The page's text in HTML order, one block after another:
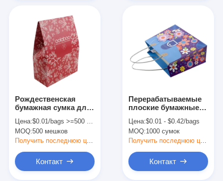
Рождественская
бумажная сумка для
расчесанной бумаги
Цена:$0.01/bags >=500 bags
MOQ:500 мешков
Получить последнюю цену
Контакт
Перерабатываемые
плоские бумажные
Custom Logo Покупка
продуктов питания
Цена:$0.01 - $0.42/bags
MOQ:1000 сумок
Получить последнюю цену
Контакт